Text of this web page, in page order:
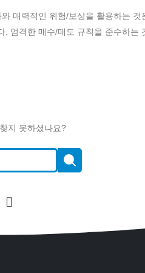
매력적인 위험/보상을 활용하는 것
엄격한 매수/매도 규칙을 준수하는
지 못하셨나요?